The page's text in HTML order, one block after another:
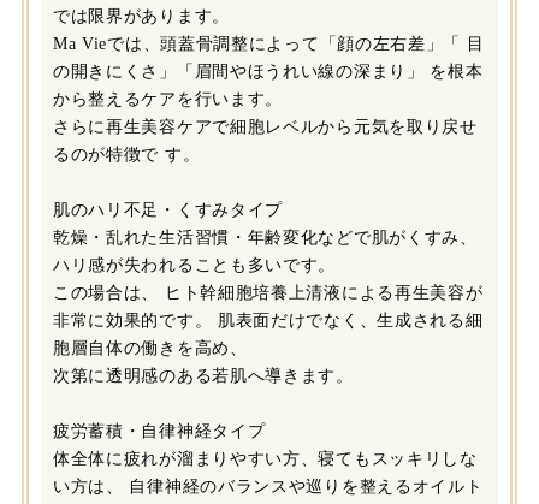
では限界があります。
Ma Vieでは、頭蓋骨調整によって「顔の左右差」「 目
の開きにくさ」「眉間やほうれい線の深まり」 を根本
から整えるケアを行います。
さらに再生美容ケアで細胞レベルから元気を取り戻せ
るのが特徴で す。
肌のハリ不足・くすみタイプ
乾燥・乱れた生活習慣・年齢変化などで肌がくすみ、
ハリ感が失われることも多いです。
この場合は、 ヒト幹細胞培養上清液による再生美容が
非常に効果的です。 肌表面だけでなく、生成される細
胞層自体の働きを高め、
次第に透明感のある若肌へ導きます。
疲労蓄積・自律神経タイプ
体全体に疲れが溜まりやすい方、寝てもスッキリしな
い方は、 自律神経のバランスや巡りを整えるオイルト